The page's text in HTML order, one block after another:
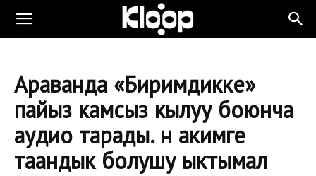
Араванда «Биримдикке»
пайыз камсыз кылуу боюнча
аудио тарады. Үн акимге
таандык болушу ыктымал